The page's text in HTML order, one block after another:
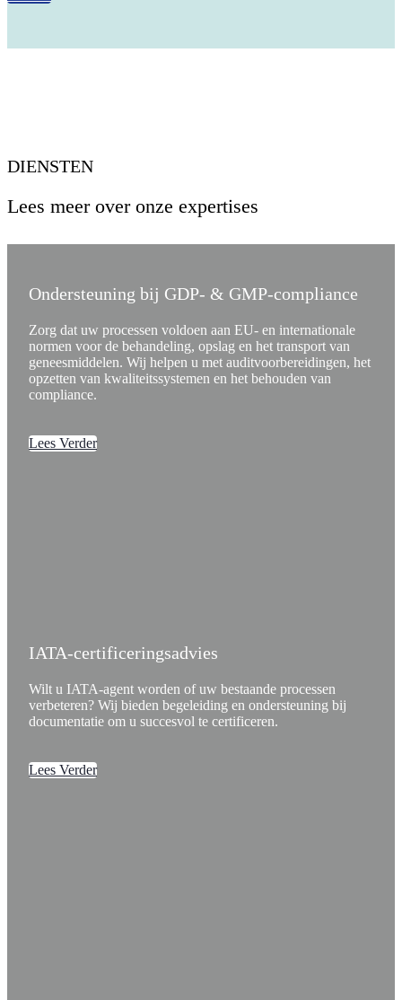
DIENSTEN
Lees meer over onze expertises
Ondersteuning bij GDP- & GMP-compliance
Zorg dat uw processen voldoen aan EU- en internationale
normen voor de behandeling, opslag en het transport van
geneesmiddelen. Wij helpen u met auditvoorbereidingen, het
opzetten van kwaliteitssystemen en het behouden van
compliance.
Lees Verder
IATA-certificeringsadvies
Wilt u IATA-agent worden of uw bestaande processen
verbeteren? Wij bieden begeleiding en ondersteuning bij
documentatie om u succesvol te certificeren.
Lees Verder